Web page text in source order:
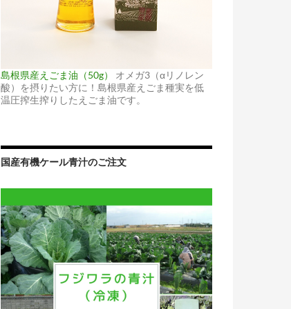
島根県産えごま油（50g）
オメガ3（αリノレン
酸）を摂りたい方に！島根県産えごま種実を低
温圧搾生搾りしたえごま油です。
国産有機ケール青汁のご注文